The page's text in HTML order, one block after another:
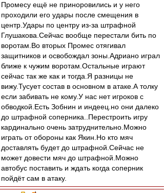
Промесу ещё не приноровились и у него
проходили его удары после смещения в
центр.Удары по центру из-за штрафной
Глушакова.Сейчас вообще перестали бить по
воротам.Во вторых Промес отягивал
защитников и освобождал зоны.Адриано играл
ближе к чужим воротам.Остальные играют
сейчас так же как и тогда.Я разницы не
вижу.Тусует состав в основном в атаке.А толку
если забивать не кому.У нас нет игроков с
обводкой.Есть Зобнин и индеец.но они далеко
до штрафной соперника..Перестроить игру
кардинально очень затруднительно.Можно
играть от обороны как Якин.Но кто мяч
доставлять будет до штрафной.Сейчас не
может довести мяч до штрафной.Можно
автобус поставить и ждать когда соперник
пойдёт сам в атаку.